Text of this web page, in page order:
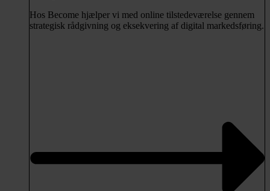
Hos Become hjælper vi med online tilstedeværelse gennem
strategisk rådgivning og eksekvering af digital markedsføring.